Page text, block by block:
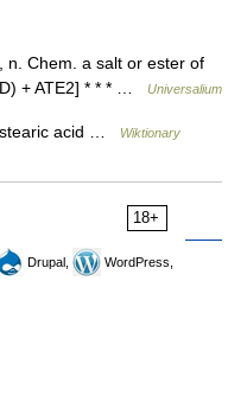
Chem. a salt or ester of
+ ATE2] * * * …
Universalium
acid … Wiktionary
18+
Drupal,
WordPress,